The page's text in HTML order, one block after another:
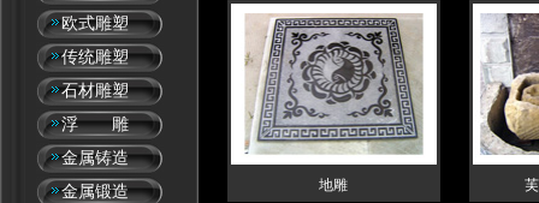
欧式雕塑
传统雕塑
石材雕塑
浮 雕
金属铸造
金属锻造
地雕